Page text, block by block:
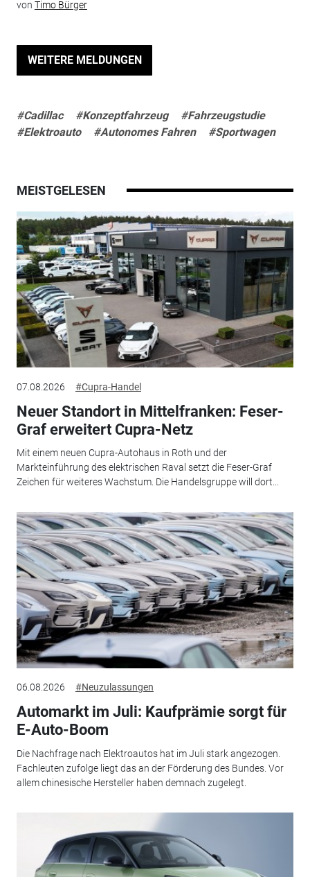
von Timo Bürger
WEITERE MELDUNGEN
#Cadillac #Konzeptfahrzeug
#Fahrzeugstudie
#Elektroauto
#Autonomes Fahren #Sportwagen
MEISTGELESEN
07.08.2026 #Cupra-Handel
Neuer Standort in Mittelfranken: Feser-
Graf erweitert Cupra-Netz
Mit einem neuen Cupra-Autohaus in Roth und der
Markteinführung des elektrischen Raval setzt die Feser-Graf
Zeichen für weiteres Wachstum. Die Handelsgruppe will dort...
06.08.2026 #Neuzulassungen
Automarkt im Juli: Kaufprämie sorgt für
E-Auto-Boom
Die Nachfrage nach Elektroautos hat im Juli stark angezogen.
Fachleuten zufolge liegt das an der Förderung des Bundes. Vor
allem chinesische Hersteller haben demnach zugelegt.